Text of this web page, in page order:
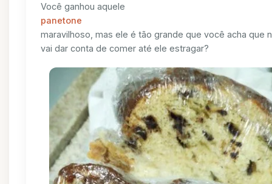
Você ganhou aquele
panetone
maravilhoso, mas ele é tão grande que você acha que
vai dar conta de comer até ele estragar?